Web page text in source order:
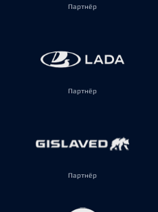
Партнёр
Партнёр
Партнёр